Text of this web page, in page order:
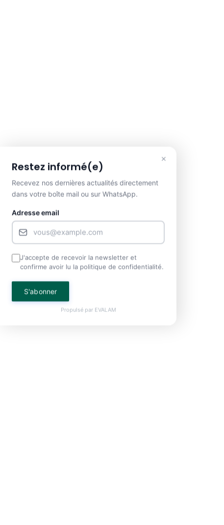
×
Restez informé(e)
Recevez nos dernières actualités directement
dans votre boîte mail ou sur WhatsApp.
Adresse email
J'accepte de recevoir la newsletter et
confirme avoir lu la politique de confidentialité.
S'abonner
Propulsé par EVALAM